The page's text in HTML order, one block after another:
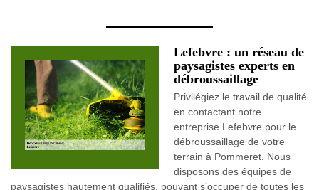
Lefebvre : un réseau de
paysagistes experts en
débroussaillage
Privilégiez le travail de qualité
en contactant notre
entreprise Lefebvre pour le
débroussaillage de votre
terrain à Pommeret. Nous
disposons des équipes de
paysagistes hautement qualifiés, pouvant s’occuper de toutes les